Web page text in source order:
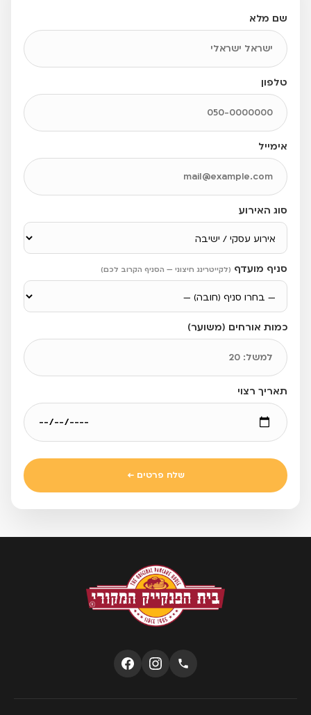
שם מלא
טלפון
אימייל
סוג האירוע
סניף מועדף (לקייטרינג חיצוני — הסניף הקרוב לכם)
כמות אורחים (משוער)
תאריך רצוי
שלח פרטים ←